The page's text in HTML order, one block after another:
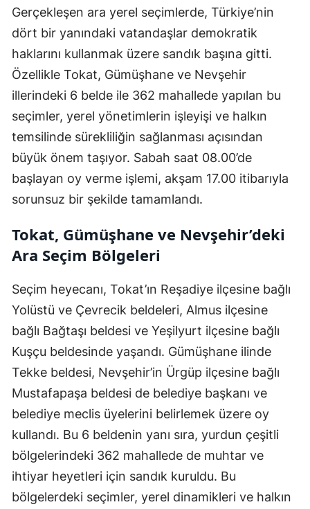
Gerçekleşen ara yerel seçimlerde, Türkiye’nin
dört bir yanındaki vatandaşlar demokratik
haklarını kullanmak üzere sandık başına gitti.
Özellikle Tokat, Gümüşhane ve Nevşehir
illerindeki 6 belde ile 362 mahallede yapılan bu
seçimler, yerel yönetimlerin işleyişi ve halkın
temsilinde sürekliliğin sağlanması açısından
büyük önem taşıyor. Sabah saat 08.00’de
başlayan oy verme işlemi, akşam 17.00 itibarıyla
sorunsuz bir şekilde tamamlandı.
Tokat, Gümüşhane ve Nevşehir’deki
Ara Seçim Bölgeleri
Seçim heyecanı, Tokat’ın Reşadiye ilçesine bağlı
Yolüstü ve Çevrecik beldeleri, Almus ilçesine
bağlı Bağtaşı beldesi ve Yeşilyurt ilçesine bağlı
Kuşçu beldesinde yaşandı. Gümüşhane ilinde
Tekke beldesi, Nevşehir’in Ürgüp ilçesine bağlı
Mustafapaşa beldesi de belediye başkanı ve
belediye meclis üyelerini belirlemek üzere oy
kullandı. Bu 6 beldenin yanı sıra, yurdun çeşitli
bölgelerindeki 362 mahallede de muhtar ve
ihtiyar heyetleri için sandık kuruldu. Bu
bölgelerdeki seçimler, yerel dinamikleri ve halkın